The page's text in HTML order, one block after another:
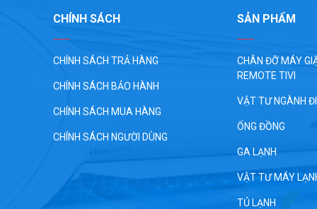
CHÍNH SÁCH
CHÍNH SÁCH TRẢ HÀNG
CHÍNH SÁCH BẢO HÀNH
CHÍNH SÁCH MUA HÀNG
CHÍNH SÁCH NGƯỜI DÙNG
SẢN PHẨM
CHÂN ĐỠ MÁY
REMOTE TIVI
VẬT TƯ NGÀNH
ỐNG ĐỒNG
GA LẠNH
VẬT TƯ MÁY
TỦ LẠNH